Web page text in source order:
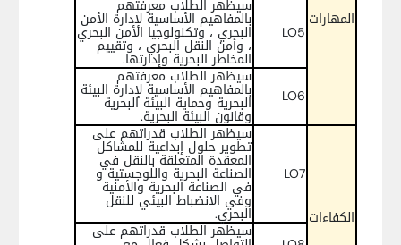
المهارات
LO5
سيظهر الطلاب معرفتهم
بالمفاهيم الأساسية لإدارة الأمن
البحري ، وتكنولوجيا الأمن البحري
، وأمن النقل البحري ، وتقييم
المخاطر البحرية وإدارتها.
LO6
سيظهر الطلاب معرفتهم
بالمفاهيم الأساسية لإدارة البيئة
البحرية وحماية البيئة البحرية
وقانون البيئة البحرية.
الكفاءات
LO7
سيظهر الطلاب قدراتهم على
تطوير حلول إبداعية للمشاكل
المعقدة المتعلقة بالنقل في
الصناعة البحرية واللوجستية و
في الصناعة البحرية والأمنية
وفي الانضباط البيئي للنقل
البحري.
سيظهر الطلاب قدراتهم على